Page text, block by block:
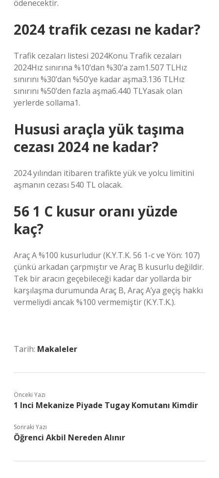
ödenecektir.
2024 trafik cezası ne kadar?
Trafik cezaları listesi 2024Konu Trafik cezaları
2024Hız sınırına %10’dan %30’a zam1.507 TLHız
sınırını %30’dan %50’ye kadar aşma3.136 TLHız
sınırını %50’den fazla aşma6.440 TLYasak olan
yerlerde sollama1.
Hususi araçla yük taşıma
cezası 2024 ne kadar?
2024 yılından itibaren trafikte yük ve yolcu limitini
aşmanın cezası 540 TL olacak.
56 1 C kusur oranı yüzde
kaç?
Araç A %100 kusurludur (K.Y.T.K. 56 1-c ve Yön: 107)
çünkü arkadan çarpmıştır ve Araç B kusurlu değildir.
Tek bir aracın geçebileceği kadar dar yollarda bir
karşılaşma durumunda Araç B, Araç A’ya geçiş hakkı
vermeliydi ancak %100 vermemiştir (K.Y.T.K.).
Tarih: Makaleler
Önceki Yazı
1 Inci Mekanize Piyade Tugay Komutanı Kimdir
Sonraki Yazı
Öğrenci Akbil Nereden Alınır